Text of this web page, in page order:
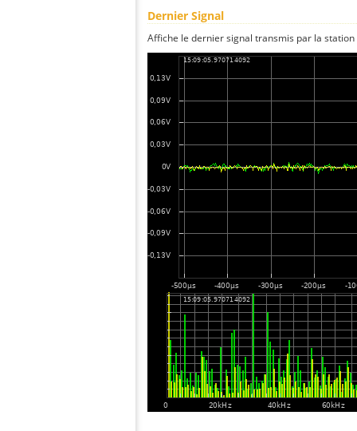
Dernier Signal
Affiche le dernier signal transmis par la